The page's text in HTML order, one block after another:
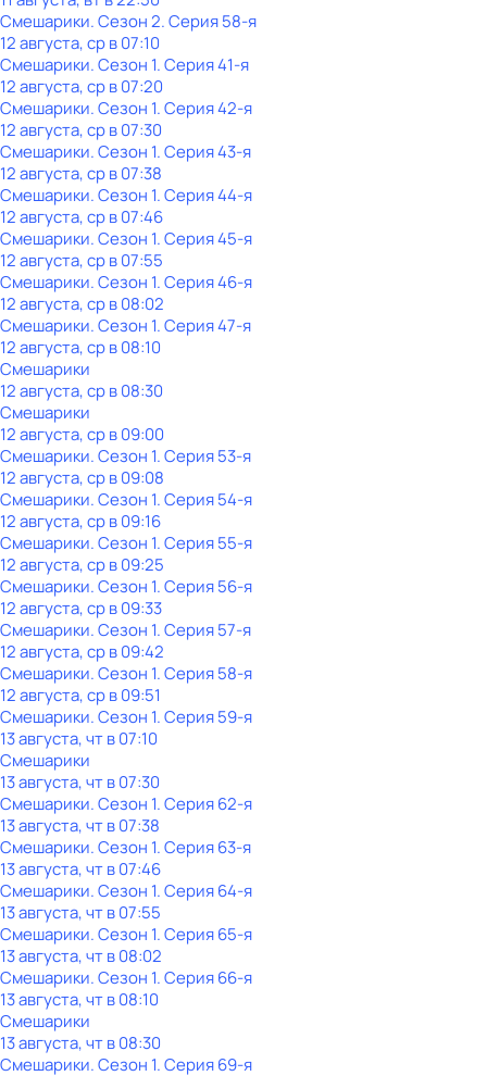
Смешарики. Сезон 2. Серия 58-я
12 августа, ср в 07:10
Смешарики. Сезон 1. Серия 41-я
12 августа, ср в 07:20
Смешарики. Сезон 1. Серия 42-я
12 августа, ср в 07:30
Смешарики. Сезон 1. Серия 43-я
12 августа, ср в 07:38
Смешарики. Сезон 1. Серия 44-я
12 августа, ср в 07:46
Смешарики. Сезон 1. Серия 45-я
12 августа, ср в 07:55
Смешарики. Сезон 1. Серия 46-я
12 августа, ср в 08:02
Смешарики. Сезон 1. Серия 47-я
12 августа, ср в 08:10
Смешарики
12 августа, ср в 08:30
Смешарики
12 августа, ср в 09:00
Смешарики. Сезон 1. Серия 53-я
12 августа, ср в 09:08
Смешарики. Сезон 1. Серия 54-я
12 августа, ср в 09:16
Смешарики. Сезон 1. Серия 55-я
12 августа, ср в 09:25
Смешарики. Сезон 1. Серия 56-я
12 августа, ср в 09:33
Смешарики. Сезон 1. Серия 57-я
12 августа, ср в 09:42
Смешарики. Сезон 1. Серия 58-я
12 августа, ср в 09:51
Смешарики. Сезон 1. Серия 59-я
13 августа, чт в 07:10
Смешарики
13 августа, чт в 07:30
Смешарики. Сезон 1. Серия 62-я
13 августа, чт в 07:38
Смешарики. Сезон 1. Серия 63-я
13 августа, чт в 07:46
Смешарики. Сезон 1. Серия 64-я
13 августа, чт в 07:55
Смешарики. Сезон 1. Серия 65-я
13 августа, чт в 08:02
Смешарики. Сезон 1. Серия 66-я
13 августа, чт в 08:10
Смешарики
13 августа, чт в 08:30
Смешарики. Сезон 1. Серия 69-я